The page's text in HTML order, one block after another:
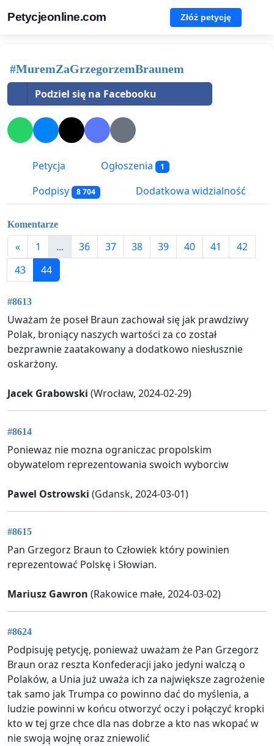
Petycjeonline.com Złóż petycję
#MuremZaGrzegorzemBraunem
Podziel się na Facebooku
Petycja Ogłoszenia 1
Podpisy 8 704 Dodatkowa widzialność
Komentarze
« 1 ... 36 37 38 39 40 41
42
43
44
#8613
Uważam że poseł Braun zachował się jak prawdziwy
Polak, broniący naszych wartości za co został
bezprawnie zaatakowany a dodatkowo niesłusznie
oskarżony.
Jacek Grabowski (Wrocław, 2024-02-29)
#8614
Poniewaz nie mozna ograniczac propolskim
obywatelom reprezentowania swoich wyborciw
Pawel Ostrowski (Gdansk, 2024-03-01)
#8615
Pan Grzegorz Braun to Człowiek który powinien
reprezentować Polskę i Słowian.
Mariusz Gawron (Rakowice małe, 2024-03-02)
#8624
Podpisuję petycję, ponieważ uważam że Pan Grzegorz
Braun oraz reszta Konfederacji jako jedyni walczą o
Polaków, a Unia już uważa ich za największe zagrożenie
tak samo jak Trumpa co powinno dać do myślenia, a
ludzie powinni w końcu otworzyć oczy i połączyć kropki
kto w tej grze chce dla nas dobrze a kto nas wkopać w
nie swoją wojnę oraz zniewolić